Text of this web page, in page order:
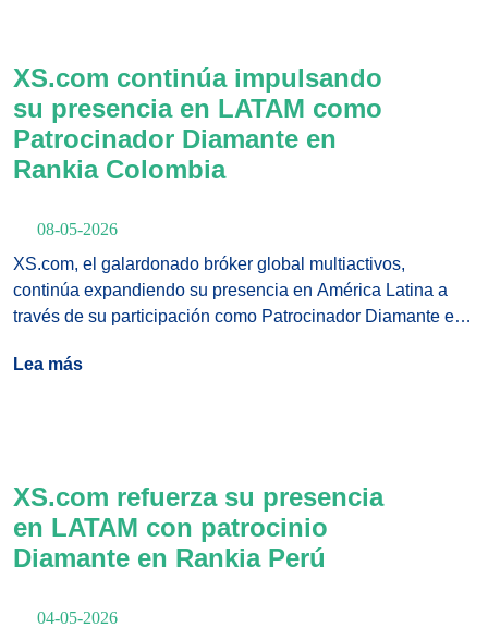
XS.com continúa impulsando
su presencia en LATAM como
Patrocinador Diamante en
Rankia Colombia
08-05-2026
XS.com, el galardonado bróker global multiactivos,
continúa expandiendo su presencia en América Latina a
través de su participación como Patrocinador Diamante en
de mayo en el UPB Fórum en Medellín, Colombia.
Lea más
XS.com refuerza su presencia
en LATAM con patrocinio
Diamante en Rankia Perú
04-05-2026